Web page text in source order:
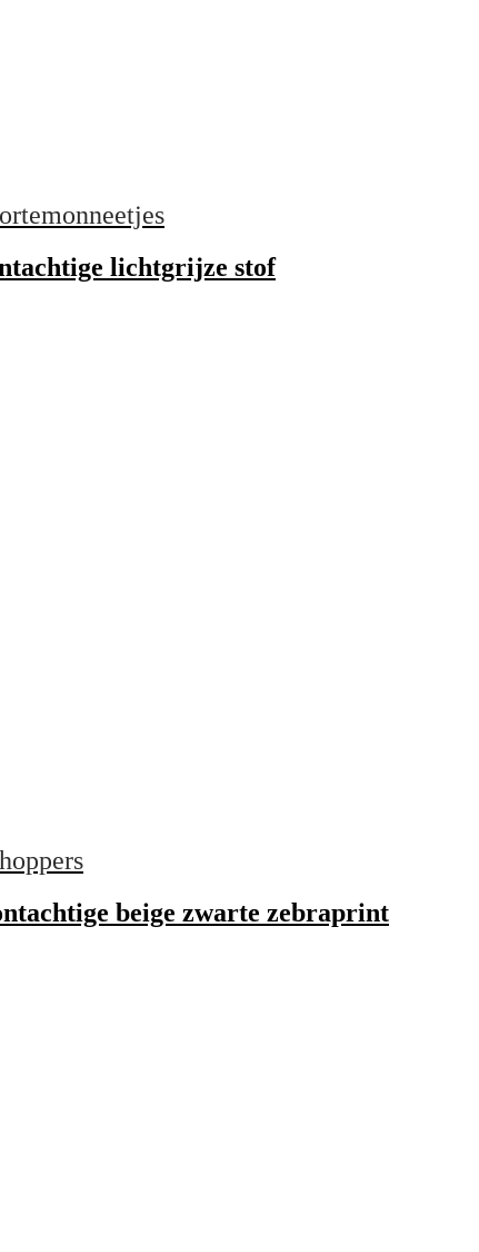
lichtgrijze stof
beige zwarte zebraprint